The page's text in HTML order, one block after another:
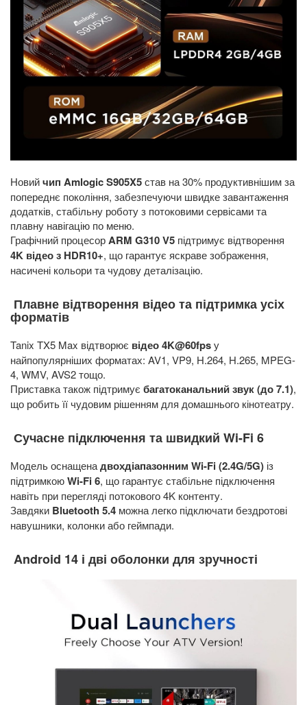
Новийчип Amlogic S905X5став на 30% продуктивнішим за
попереднє покоління, забезпечуючи швидке завантаження
додатків, стабільну роботу з потоковими сервісами та
плавну навігацію по меню.
Графічний процесорARM G310 V5 підтримує відтворення
4K відео з HDR10+, що гарантує яскраве зображення,
насичені кольори та чудову деталізацію.
Плавне відтворення відео та підтримка усіх
форматів
Tanix TX5 Max відтворює відео 4K@60fpsу
найпопулярніших форматах: AV1, VP9, H.264, H.265, MPEG-
4, WMV, AVS2 тощо.
Приставка також підтримує багатоканальний звук (до 7.1),
що робить її чудовим рішенням для домашнього кінотеатру.
Сучасне підключення та швидкий Wi-Fi 6
Модель оснащенадвохдіапазонним Wi-Fi (2.4G/5G) із
підтримкоюWi-Fi 6, що гарантує стабільне підключення
навіть при перегляді потокового 4K контенту.
Завдяки Bluetooth 5.4 можна легко підключати бездротові
навушники, колонки або геймпади.
Android 14 і дві оболонки для зручності